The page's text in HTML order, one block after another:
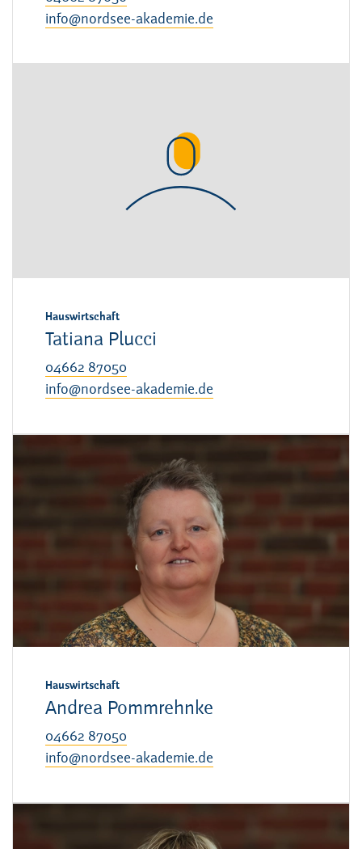
info@nordsee-akademie.de
Hauswirtschaft
Tatiana Plucci
04662 87050
info@nordsee-akademie.de
Hauswirtschaft
Andrea Pommrehnke
04662 87050
info@nordsee-akademie.de